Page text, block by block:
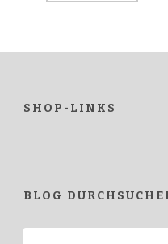
SHOP-LINKS
BLOG